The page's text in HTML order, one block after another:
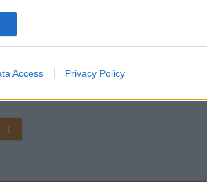
Access Privacy Policy
1